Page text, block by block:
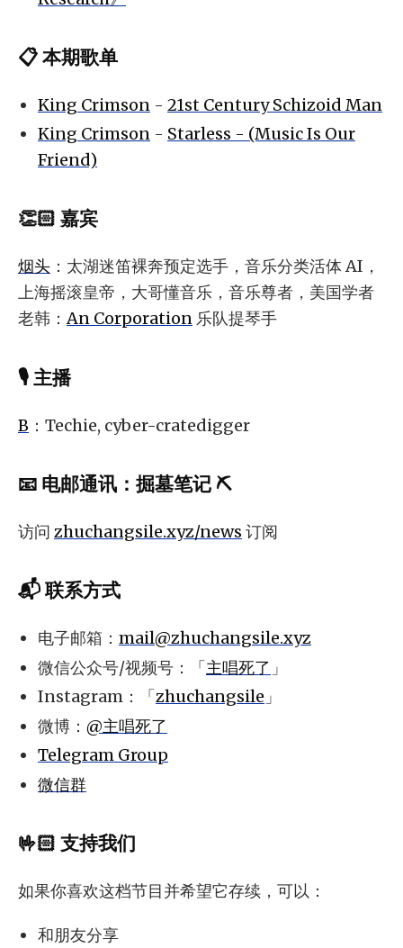
📋 本期歌单
King Crimson - 21st Century Schizoid Man
King Crimson - Starless - (Music Is Our
Friend)
👏🏻 嘉宾
烟头 ：太湖迷笛裸奔预定选手，音乐分类活体 AI，
上海摇滚皇帝，大哥懂音乐，音乐尊者，美国学者
老韩：An Corporation 乐队提琴手
🎙 主播
B ：Techie, cyber-cratedigger
📧 电邮通讯 ： 掘墓笔记 ⛏️
访问 zhuchangsile.xyz/news 订阅
📬 联系方式
电子邮箱： mail@zhuchangsile.xyz
微信公众号/视频号：「主唱死了 」
Instagram：「zhuchangsile 」
微博： @主唱死了
Telegram Group
微信群
🤟🏻 支持我们
如果你喜欢这档节目并希望它存续，可以：
和朋友分享